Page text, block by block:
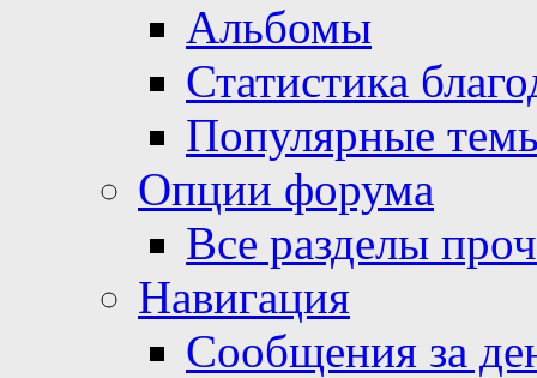
Альбомы
Статистика
Популярные
Опции форума
Все разделы
Навигация
Сообщения за